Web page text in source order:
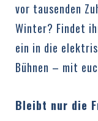
vor tausenden
Winter? Findet
ein in die
Bühnen – mit
Bleibt nur die